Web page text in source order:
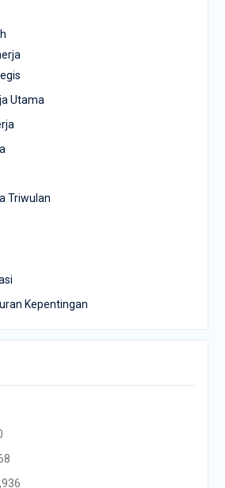
Utama
Triwulan
Kepentingan